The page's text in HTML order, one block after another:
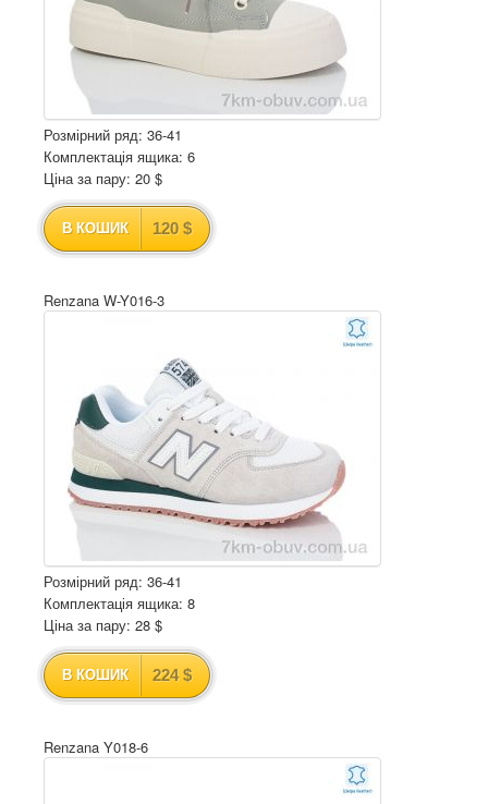
Розмірний ряд: 36-41
Комплектація ящика: 6
Ціна за пару: 20 $
В КОШИК 120 $
Renzana W-Y016-3
Розмірний ряд: 36-41
Комплектація ящика: 8
Ціна за пару: 28 $
В КОШИК 224 $
Renzana Y018-6